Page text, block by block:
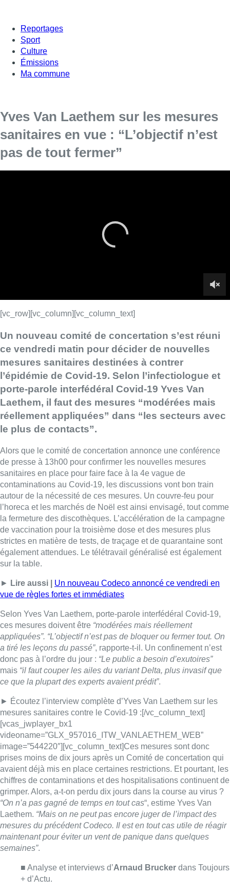
Reportages
Sport
Culture
Émissions
Ma commune
Yves Van Laethem sur les mesures
sanitaires en vue : “L’objectif n’est
pas de tout fermer”
mesures sanitaires destinées à contrer
l’épidémie de Covid-19. Selon l’infectiologue et
porte-parole interfédéral Covid-19 Yves Van
réellement appliquées” dans “les secteurs avec
Alors que le comité de concertation annonce une conférence
sanitaires en place pour faire face à la 4e vague de
contaminations au Covid-19, les discussions vont bon train
autour de la nécessité de ces mesures. Un couvre-feu pour
la fermeture des discothèques. L’accélération de la campagne
de vaccination pour la troisième dose et des mesures plus
strictes en matière de tests, de traçage et de quarantaine sont
également attendues. Le télétravail généralisé est également
sur la table.
► Lire aussi |
Un nouveau Codeco annoncé ce vendredi en
vue de règles fortes et immédiates
Selon Yves Van Laethem, porte-parole interfédéral Covid-19,
ces mesures doivent être“modérées mais réellement
appliquées”. “L’objectif n’est pas de bloquer ou fermer tout. On
a tiré les leçons du passé” , rapporte-t-il. Un confinement n’est
donc pas à l’ordre du jour :“Le public a besoin d’exutoires”
mais“il faut couper les ailes du variant Delta, plus invasif que
ce que la plupart des experts avaient prédit”
► Écoutez l’interview complète d’Yves Van Laethem sur les
[vcas_jwplayer_bx1
videoname=”GLX_957016_ITW_VANLAETHEM_WEB”
image=”544220″][vc_column_text]Ces mesures sont donc
prises moins de dix jours après un Comité de concertation qui
avaient déjà mis en place certaines restrictions. Et pourtant, les
chiffres de contaminations et des hospitalisations continuent de
grimper. Alors, a-t-on perdu dix jours dans la course au virus ?
“On n’a pas gagné de temps en tout cas“, estime Yves Van
Laethem.
“Mais on ne peut pas encore juger de l’impact des
mesures du précédent Codeco. Il est en tout cas utile de réagir
maintenant pour éviter un vent de panique dans quelques
semaines”.
■ Analyse et interviews d’ Arnaud Bruckerdans Toujours
+ d’Actu.
[/vc_column_text][/vc_column][/vc_row]
Lire aussi :
Pizza Nizar: un coup de pub
inattendu grâce à l’IA